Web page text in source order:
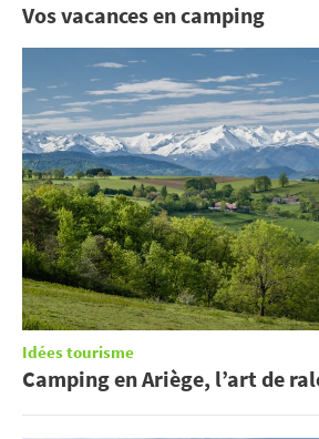
Vos vacances en camping
Idées tourisme
Camping en Ariège, l’art de